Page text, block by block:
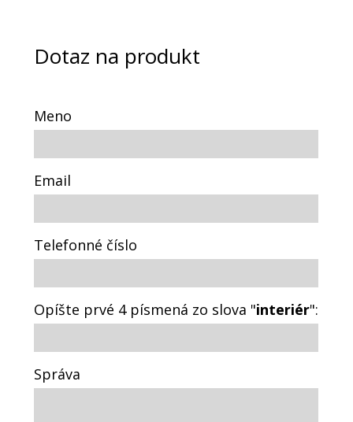
Dotaz na produkt
Meno
Email
Telefonné číslo
Opíšte prvé 4 písmená zo slova "interiér":
Správa